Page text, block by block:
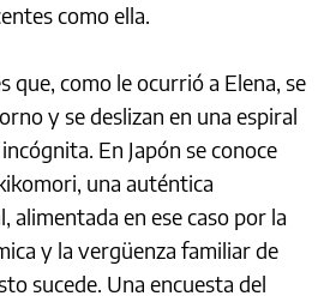
como ella.
que, como le ocurrió a Elena, se
y se deslizan en una espiral
En Japón se conoce
una auténtica
alimentada en ese caso por la
y la vergüenza familiar de
sucede. Una encuesta del